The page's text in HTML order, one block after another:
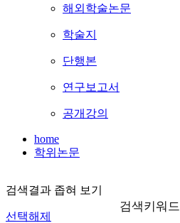
해외학술논문
학술지
단행본
연구보고서
공개강의
home
학위논문
검색결과 좁혀 보기
선택해제
검색키워드